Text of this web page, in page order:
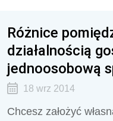
Różnice
działalnością
jednoosobową
18 wrz 2014
Chcesz założyć